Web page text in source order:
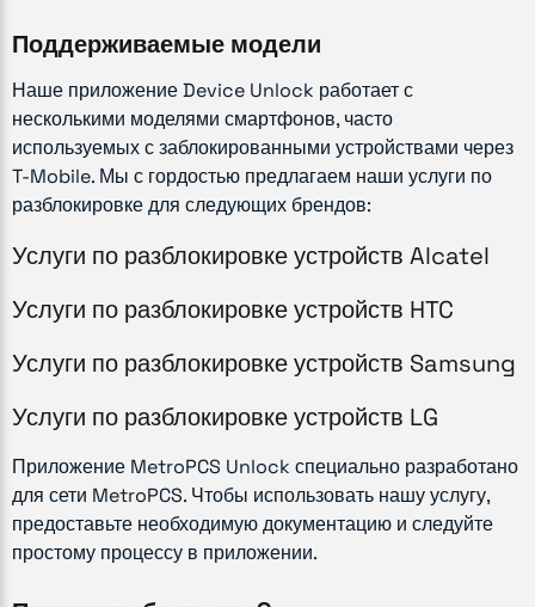
Поддерживаемые модели
Наше приложение Device Unlock работает с
несколькими моделями смартфонов, часто
используемых с заблокированными устройствами через
T-Mobile. Мы с гордостью предлагаем наши услуги по
разблокировке для следующих брендов:
Услуги по разблокировке устройств Alcatel
Услуги по разблокировке устройств HTC
Услуги по разблокировке устройств Samsung
Услуги по разблокировке устройств LG
Приложение MetroPCS Unlock специально разработано
для сети MetroPCS. Чтобы использовать нашу услугу,
предоставьте необходимую документацию и следуйте
простому процессу в приложении.